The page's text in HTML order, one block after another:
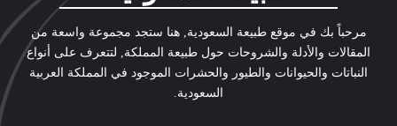
مرحباً بك في موقع طبيعة السعودية, هنا ستجد مجموعة واسعة من
المقالات والأدلة والشروحات حول طبيعة المملكة, لتتعرف على أنواع
النباتات والحيوانات والطيور والحشرات الموجود في المملكة العربية
السعودية.